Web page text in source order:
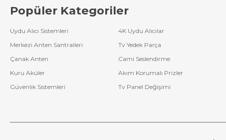
Popüler Kategoriler
Uydu Alıcı Sistemleri 4K Uydu Alıcılar
Merkezi Anten Santralleri
Tv Yedek Parça
Çanak Anten
Cami Seslendirme
Kuru Aküler
Akım Korumalı Prizler
Güvenlik Sistemleri
Tv Panel Değişimi